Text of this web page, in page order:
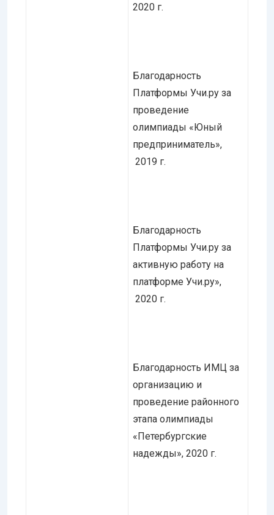
2020 г.
Благодарность
Платформы Учи.ру за
проведение
олимпиады «Юный
предприниматель»,
2019 г.
Благодарность
Платформы Учи.ру за
активную работу на
платформе Учи.ру»,
2020 г.
Благодарность ИМЦ за
организацию и
проведение районного
этапа олимпиады
«Петербургские
надежды», 2020 г.